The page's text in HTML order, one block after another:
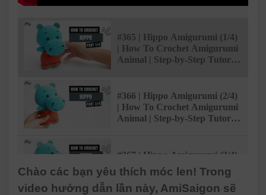
#365 | Hippo Amigurumi (1/4)
| How To Crochet Amigurumi
Animal | Step-by-Step Tutorial
#366 | Hippo Amigurumi (2/4)
| How To Crochet Amigurumi
Animal | Step-by-Step Tutorial
#367 | Hippo Amigurumi (3/4)
| How To Crochet Amigurumi
Animal | Step-by-Step Tutorial
| @AmiSaigon
Chào các bạn yêu thích móc len! Trong
video hướng dẫn lần này, AmiSaigon sẽ